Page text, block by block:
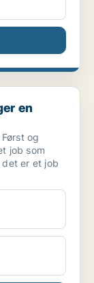
en
og
job som
er et job